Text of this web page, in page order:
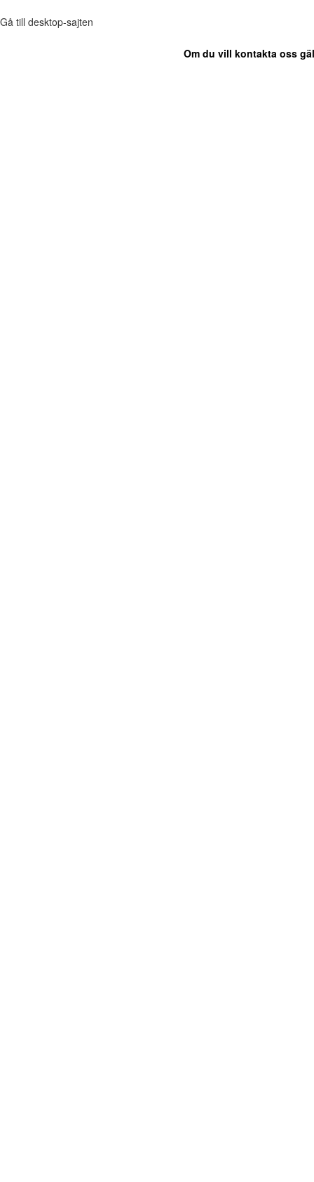
Gå till desktop-sajten
Om du vill kontakta oss